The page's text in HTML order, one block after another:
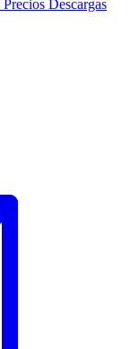
Precios Descargas